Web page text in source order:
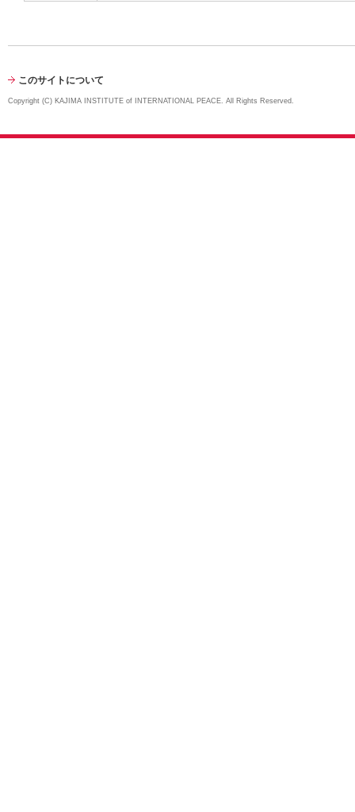
このサイトについて
Copyright (C) KAJIMA INSTITUTE of INTERNATIONAL PEACE. All Rights Reserved.